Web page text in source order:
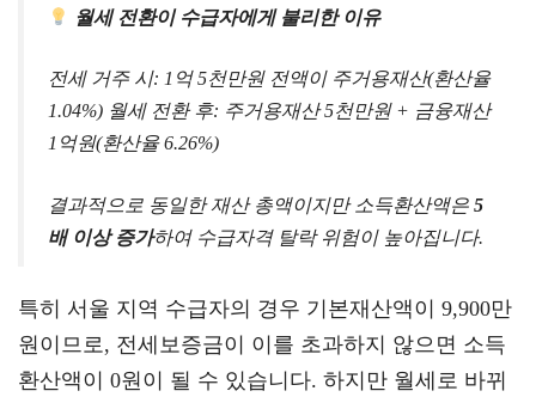
월세 전환이 수급자에게 불리한 이유
전세 거주 시: 1억 5천만원 전액이 주거용재산(환산율
1.04%) 월세 전환 후: 주거용재산 5천만원 + 금융재산
1억원(환산율 6.26%)
결과적으로 동일한 재산 총액이지만 소득환산액은 5
배 이상 증가하여 수급자격 탈락 위험이 높아집니다.
특히 서울 지역 수급자의 경우 기본재산액이 9,900만
원이므로, 전세보증금이 이를 초과하지 않으면 소득
환산액이 0원이 될 수 있습니다. 하지만 월세로 바뀌